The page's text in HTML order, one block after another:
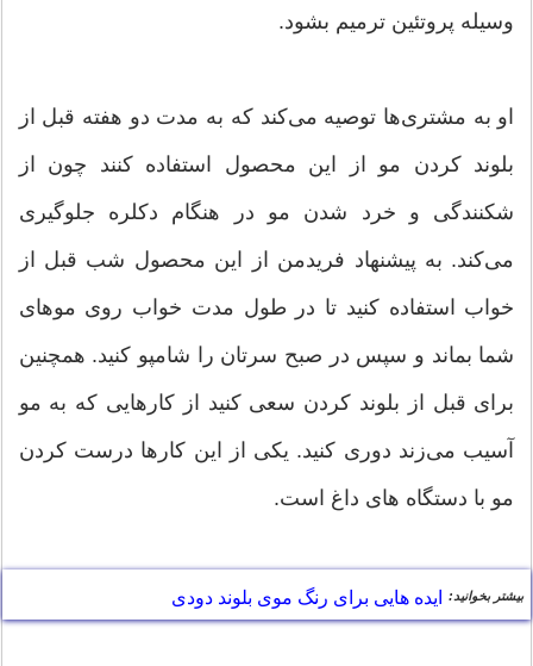
وسیله پروتئین ترمیم بشود.
او به مشتری‌ها توصیه می‌کند که به مدت دو هفته قبل از
بلوند کردن مو از این محصول استفاده کنند چون از
شکنندگی و خرد شدن مو در هنگام دکلره جلوگیری
می‌کند. به پیشنهاد فریدمن از این محصول شب قبل از
خواب استفاده کنید تا در طول مدت خواب روی موهای
شما بماند و سپس در صبح سرتان را شامپو کنید. همچنین
برای قبل از بلوند کردن سعی کنید از کارهایی که به مو
آسیب می‌زند دوری‌ کنید. یکی از این کارها درست کردن
مو با دستگاه‌ های داغ است.
بیشتر بخوانید: ایده هایی برای رنگ موی بلوند دودی